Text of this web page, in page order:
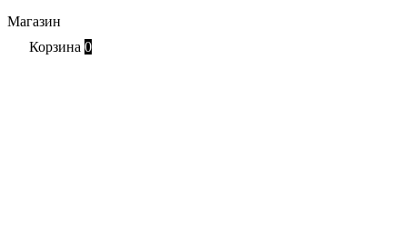
Магазин
Корзина 0